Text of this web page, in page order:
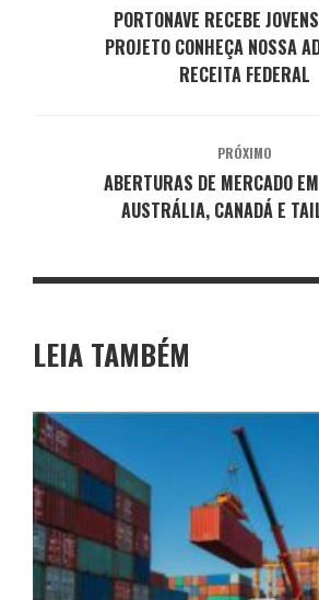
PORTONAVE RECEBE
PROJETO CONHEÇA NOSSA
RECEITA FEDERAL
PRÓXIMO
ABERTURAS DE MERCADO
AUSTRÁLIA, CANADÁ E
LEIA TAMBÉM